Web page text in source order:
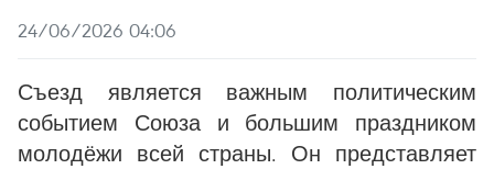
24/06/2026 04:06
Съезд является важным политическим
событием Союза и большим праздником
молодёжи всей страны. Он представляет